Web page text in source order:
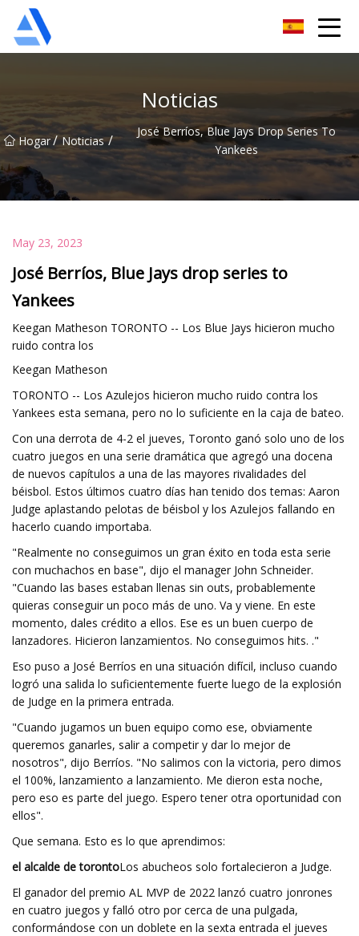
Noticias
Hogar/ Noticias /
José Berríos, Blue Jays Drop Series To
Yankees
May 23, 2023
José Berríos, Blue Jays drop series to
Yankees
Keegan Matheson TORONTO -- Los Blue Jays hicieron mucho
ruido contra los
Keegan Matheson
TORONTO -- Los Azulejos hicieron mucho ruido contra los
Yankees esta semana, pero no lo suficiente en la caja de bateo.
Con una derrota de 4-2 el jueves, Toronto ganó solo uno de los
cuatro juegos en una serie dramática que agregó una docena
de nuevos capítulos a una de las mayores rivalidades del
béisbol. Estos últimos cuatro días han tenido dos temas: Aaron
Judge aplastando pelotas de béisbol y los Azulejos fallando en
hacerlo cuando importaba.
"Realmente no conseguimos un gran éxito en toda esta serie
con muchachos en base", dijo el manager John Schneider.
"Cuando las bases estaban llenas sin outs, probablemente
quieras conseguir un poco más de uno. Va y viene. En este
momento, dales crédito a ellos. Ese es un buen cuerpo de
lanzadores. Hicieron lanzamientos. No conseguimos hits. ."
Eso puso a José Berríos en una situación difícil, incluso cuando
logró una salida lo suficientemente fuerte luego de la explosión
de Judge en la primera entrada.
"Cuando jugamos un buen equipo como ese, obviamente
queremos ganarles, salir a competir y dar lo mejor de
nosotros", dijo Berríos. "No salimos con la victoria, pero dimos
el 100%, lanzamiento a lanzamiento. Me dieron esta noche,
pero eso es parte del juego. Espero tener otra oportunidad con
ellos".
Que semana. Esto es lo que aprendimos:
el alcalde de torontoLos abucheos solo fortalecieron a Judge.
El ganador del premio AL MVP de 2022 lanzó cuatro jonrones
en cuatro juegos y falló otro por cerca de una pulgada,
conformándose con un doblete en la sexta entrada el jueves